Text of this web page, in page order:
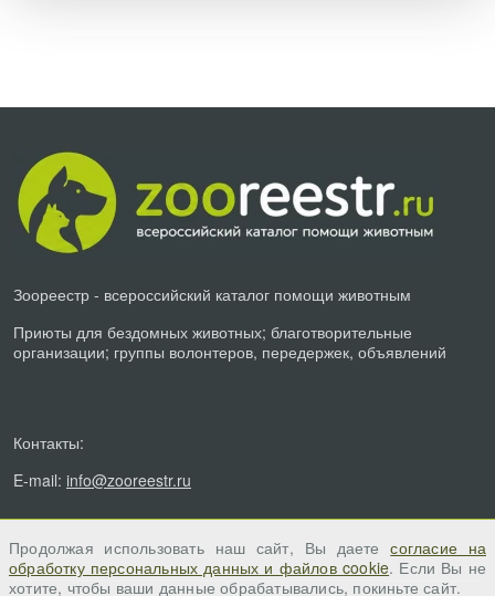
Зоореестр - всероссийский каталог помощи животным
Приюты для бездомных животных; благотворительные
организации; группы волонтеров, передержек, объявлений
Контакты:
E-mail: info@zooreestr.ru
Продолжая использовать наш сайт, Вы даетесогласие на
обработку персональных данных и файлов cookie. Если Вы не
хотите, чтобы ваши данные обрабатывались, покиньте сайт.